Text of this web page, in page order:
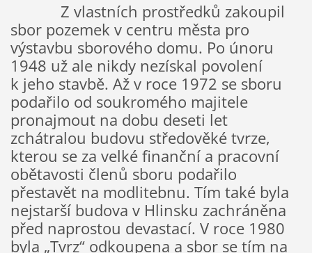
Z vlastních prostředků zakoupil
sbor pozemek v centru města pro
výstavbu sborového domu. Po únoru
1948 už ale nikdy nezískal povolení
k jeho stavbě. Až v roce 1972 se sboru
podařilo od soukromého majitele
pronajmout na dobu deseti let
zchátralou budovu středověké tvrze,
kterou se za velké finanční a pracovní
obětavosti členů sboru podařilo
přestavět na modlitebnu. Tím také byla
nejstarší budova v Hlinsku zachráněna
před naprostou devastací. V roce 1980
byla „Tvrz“ odkoupena a sbor se tím na